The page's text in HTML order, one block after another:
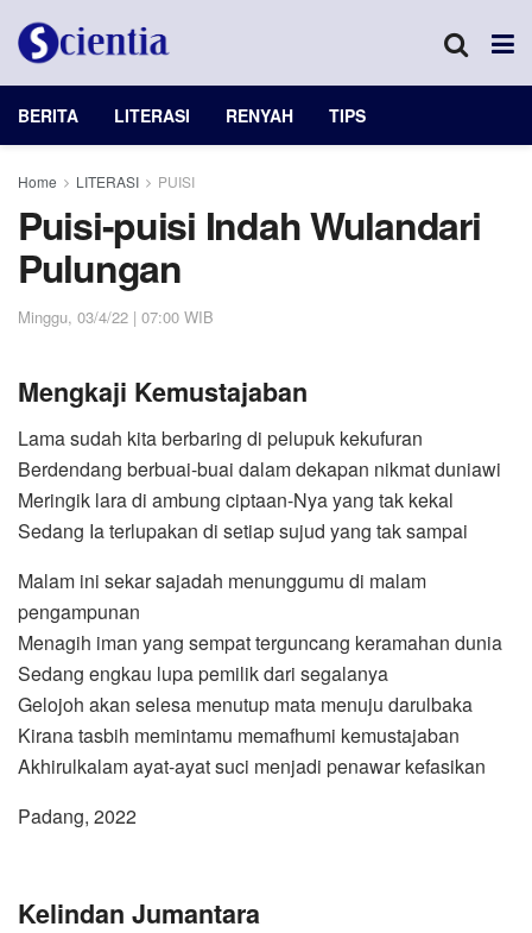
BERITA LITERASI RENYAH TIPS
Home LITERASI PUISI
Puisi-puisi Indah Wulandari
Pulungan
Minggu, 03/4/22 | 07:00 WIB
Mengkaji Kemustajaban
Lama sudah kita berbaring di pelupuk kekufuran
Berdendang berbuai-buai dalam dekapan nikmat duniawi
Meringik lara di ambung ciptaan-Nya yang tak kekal
Sedang Ia terlupakan di setiap sujud yang tak sampai
Malam ini sekar sajadah menunggumu di malam
pengampunan
Menagih iman yang sempat terguncang keramahan dunia
Sedang engkau lupa pemilik dari segalanya
Gelojoh akan selesa menutup mata menuju darulbaka
Kirana tasbih memintamu memafhumi kemustajaban
Akhirulkalam ayat-ayat suci menjadi penawar kefasikan
Padang, 2022
Kelindan Jumantara